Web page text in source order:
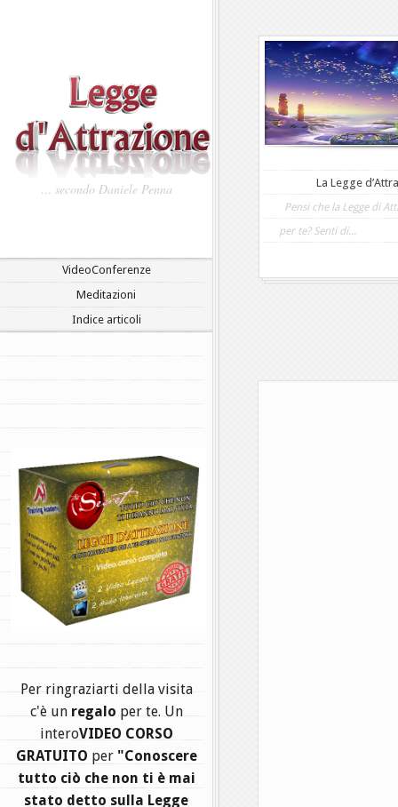
… secondo Daniele Penna
VideoConferenze
Meditazioni
Indice articoli
.
Per ringraziarti della visita
c'è un regalo per te. Un
interoVIDEO CORSO
GRATUITO per "Conoscere
tutto ciò che non ti è mai
stato detto sulla Legge
La Legge
Pensi che la Legge di
per te? Senti di...